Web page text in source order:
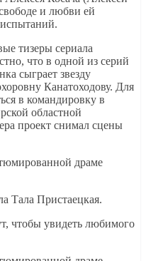
и любви ей
тизеры сериала
что в одной из серий
сыграет звезду
Канатоходову. Для
в командировку в
областной
проект снимал сцены
Тала Пристаецкая.
чтобы увидеть любимого